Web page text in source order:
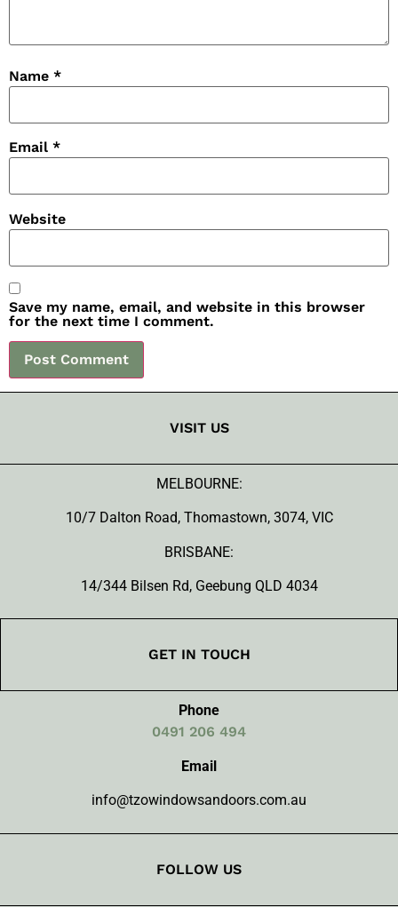
Name *
Email *
Website
Save my name, email, and website in this browser
for the next time I comment.
VISIT US
MELBOURNE:
10/7 Dalton Road, Thomastown, 3074, VIC
BRISBANE:
14/344 Bilsen Rd, Geebung QLD 4034
GET IN TOUCH
Phone
0491 206 494
Email
info@tzowindowsandoors.com.au
FOLLOW US